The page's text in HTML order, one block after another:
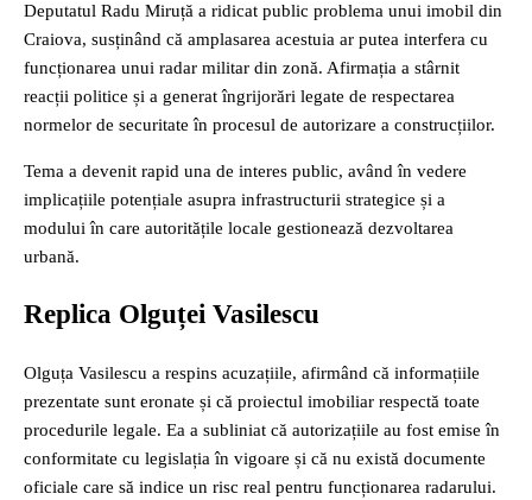
Deputatul Radu Miruță a ridicat public problema unui imobil din
Craiova, susținând că amplasarea acestuia ar putea interfera cu
funcționarea unui radar militar din zonă. Afirmația a stârnit
reacții politice și a generat îngrijorări legate de respectarea
normelor de securitate în procesul de autorizare a construcțiilor.
Tema a devenit rapid una de interes public, având în vedere
implicațiile potențiale asupra infrastructurii strategice și a
modului în care autoritățile locale gestionează dezvoltarea
urbană.
Replica Olguței Vasilescu
Olguța Vasilescu a respins acuzațiile, afirmând că informațiile
prezentate sunt eronate și că proiectul imobiliar respectă toate
procedurile legale. Ea a subliniat că autorizațiile au fost emise în
conformitate cu legislația în vigoare și că nu există documente
oficiale care să indice un risc real pentru funcționarea radarului.